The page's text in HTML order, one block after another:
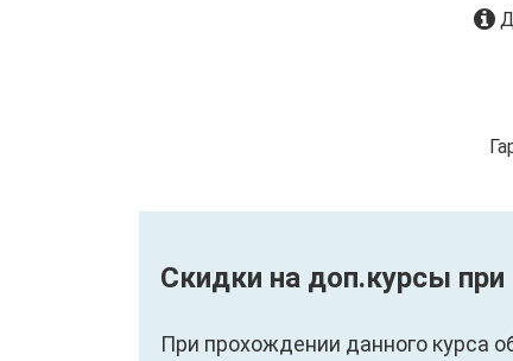
Скидки на доп.курсы
При прохождении данного курса